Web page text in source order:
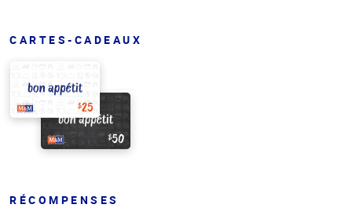
CARTES-CADEAUX
RÉCOMPENSES